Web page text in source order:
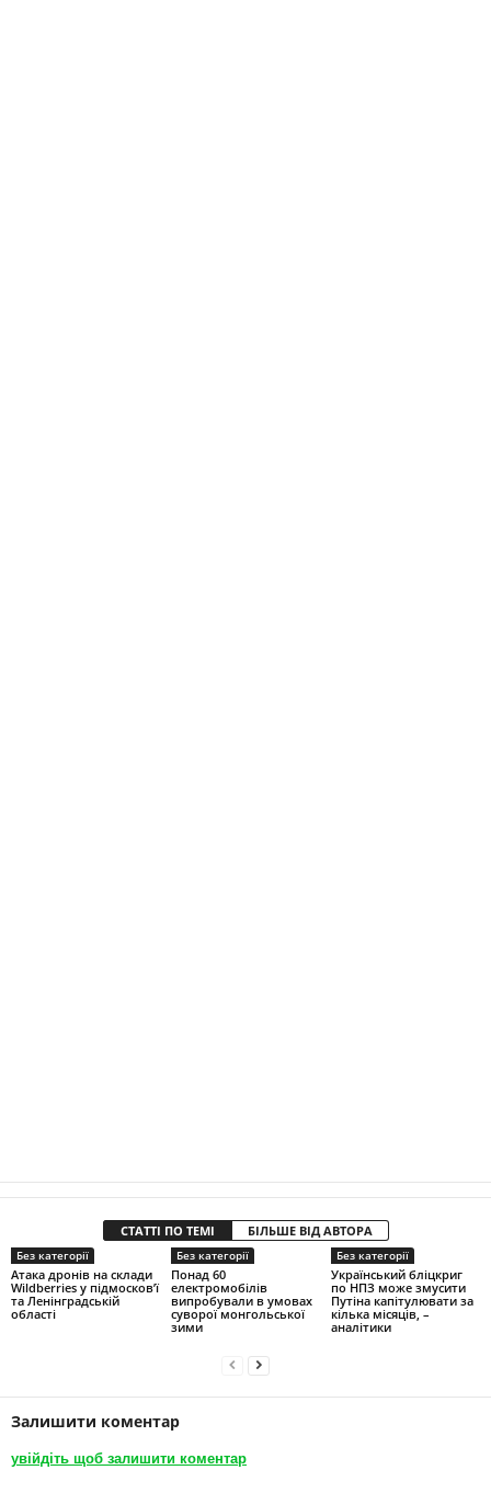
СТАТТІ ПО ТЕМІ БІЛЬШЕ ВІД АВТОРА
Без категорії
Атака дронів на склади
Wildberries у підмосков’ї
та Ленінградській
області
Без категорії
Понад 60
електромобілів
випробували в умовах
суворої монгольської
зими
Без категорії
Український бліцкриг
по НПЗ може змусити
Путіна капітулювати за
кілька місяців, –
аналітики
Залишити коментар
увійдіть щоб залишити коментар